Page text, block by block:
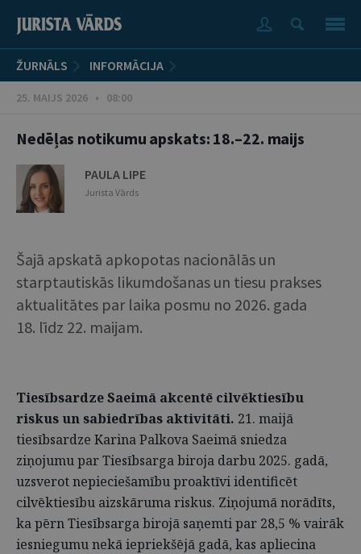
ŽURNĀLS INFORMĀCIJA
25. MAIJS 2026 • 08:00
Nedēļas notikumu apskats: 18.–22. maijs
PAULA LIPE
Jurista Vārds
Šajā apskatā apkopotas nacionālās un
starptautiskās likumdošanas un tiesu prakses
aktualitātes par laika posmu no 2026. gada
18. līdz 22. maijam.
Tiesībsardze Saeimā akcentē cilvēktiesību
riskus un sabiedrības aktivitāti. 21. maijā
tiesībsardze Karina Palkova Saeimā sniedza
ziņojumu par Tiesībsarga biroja darbu 2025. gadā,
uzsverot nepieciešamību proaktīvi identificēt
cilvēktiesību aizskāruma riskus. Ziņojumā norādīts,
ka pērn Tiesībsarga birojā saņemti par 28,5 % vairāk
iesniegumu nekā iepriekšējā gadā, kas apliecina